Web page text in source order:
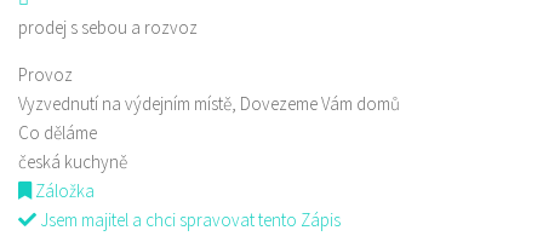
prodej s sebou a rozvoz
Provoz
Vyzvednutí na výdejním místě, Dovezeme Vám domů
Co děláme
česká kuchyně
Záložka
Jsem majitel a chci spravovat tento Zápis